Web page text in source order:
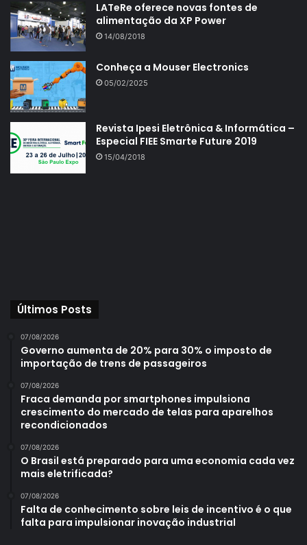
LATeRe oferece novas fontes de
alimentação da XP Power
14/08/2018
Conheça a Mouser Electronics
05/02/2025
Revista Ipesi Eletrônica & Informática –
Especial FIEE Smarte Future 2019
15/04/2018
Últimos Posts
07/08/2026
Governo aumenta de 20% para 30% o imposto de
importação de trens de passageiros
07/08/2026
Fraca demanda por smartphones impulsiona
crescimento do mercado de telas para aparelhos
recondicionados
07/08/2026
O Brasil está preparado para uma economia cada vez
mais eletrificada?
07/08/2026
Falta de conhecimento sobre leis de incentivo é o que
falta para impulsionar inovação industrial